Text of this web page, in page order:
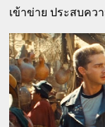
เข้าข่าย ประสบคว